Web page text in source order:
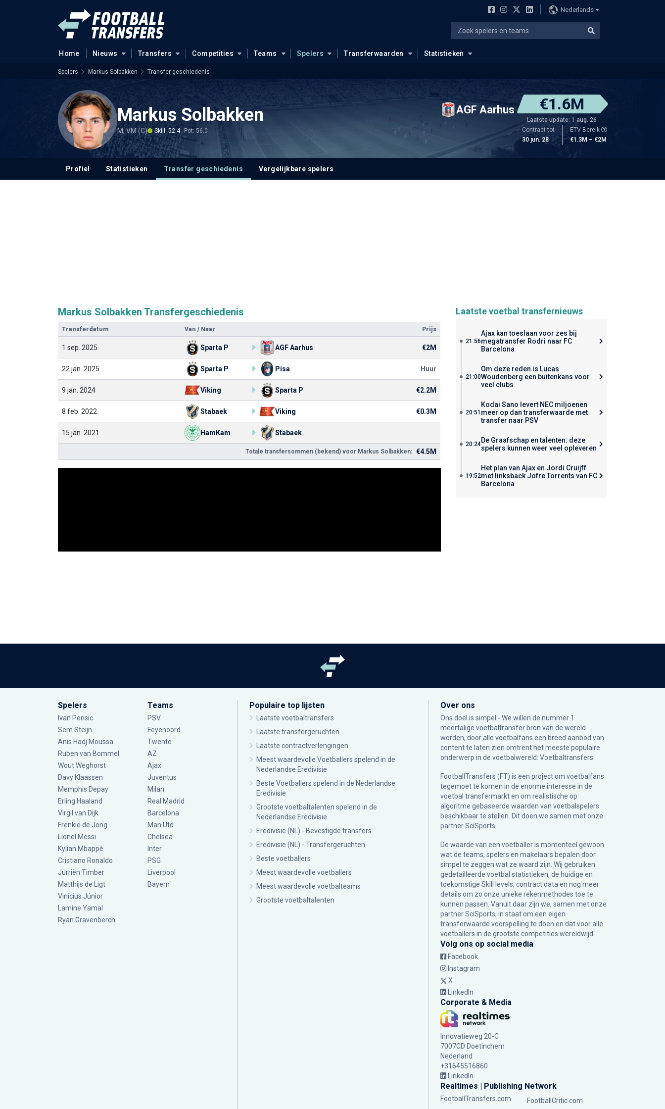
Nederlands
Home Nieuws Transfers Competities Teams Spelers Transferwaarden Statistieken
Spelers Markus Solbakken Transfer geschiedenis
Markus Solbakken
M, VM (C) Skill: 52.4 Pot: 56.0
AGF Aarhus €1.6M
Laatste update: 1 aug. 26
Contract tot
30 jun. 28
ETV Bereik
€1.3M – €2M
Profiel Statistieken Transfer geschiedenis Vergelijkbare spelers
Markus Solbakken Transfergeschiedenis
Transferdatum Van / Naar Prijs
1 sep. 2025 Sparta P AGF Aarhus €2M
22 jan. 2025 Sparta P Pisa Huur
9 jan. 2024 Viking Sparta P €2.2M
8 feb. 2022 Stabaek Viking €0.3M
15 jan. 2021 HamKam Stabaek
Totale transfersommen (bekend) voor Markus Solbakken: €4.5M
Laatste voetbal transfernieuws
21:56
Ajax kan toeslaan voor zes bij
megatransfer Rodri naar FC
Barcelona
21:00
Om deze reden is Lucas
Woudenberg een buitenkans voor
veel clubs
20:51
Kodai Sano levert NEC miljoenen
meer op dan transferwaarde met
transfer naar PSV
20:24De Graafschap en talenten: deze
spelers kunnen weer veel opleveren
19:52
Het plan van Ajax en Jordi Cruijff
met linksback Jofre Torrents van FC
Barcelona
Spelers
Ivan Perisic
Sem Steijn
Anis Hadj Moussa
Ruben van Bommel
Wout Weghorst
Davy Klaassen
Memphis Depay
Erling Haaland
Virgil van Dijk
Frenkie de Jong
Lionel Messi
Kylian Mbappé
Cristiano Ronaldo
Jurriën Timber
Matthijs de Ligt
Vinícius Júnior
Lamine Yamal
Ryan Gravenberch
Teams
PSV
Feyenoord
Twente
AZ
Ajax
Juventus
Milan
Real Madrid
Barcelona
Man Utd
Chelsea
Inter
PSG
Liverpool
Bayern
Populaire top lijsten
Laatste voetbaltransfers
Laatste transfergeruchten
Laatste contractverlengingen
Meest waardevolle Voetballers spelend in de
Nederlandse Eredivisie
Beste Voetballers spelend in de Nederlandse
Eredivisie
Grootste voetbaltalenten spelend in de
Nederlandse Eredivisie
Eredivisie (NL) - Bevestigde transfers
Eredivisie (NL) - Transfergeruchten
Beste voetballers
Meest waardevolle voetballers
Meest waardevolle voetbalteams
Grootste voetbaltalenten
Over ons
Ons doel is simpel - We willen de nummer 1
meertalige voetbaltransfer bron van de wereld
worden, door alle voetbalfans een breed aanbod van
content te laten zien omtrent het meeste populaire
onderwerp in de voetbalwereld: Voetbaltransfers.
FootballTransfers (FT) is een project om voetbalfans
tegemoet te komen in de enorme interesse in de
voetbal transfermarkt en om realistische op
algoritme gebaseerde waarden van voetbalspelers
beschikbaar te stellen. Dit doen we samen met onze
partnerSciSports
De waarde van een voetballer is momenteel gewoon
wat de teams, spelers en makelaars bepalen door
simpel te zeggen wat ze waard zijn. Wij gebruiken
gedetailleerde voetbal statistieken, de huidige en
toekomstige Skill levels, contract data en nog meer
details om zo onze unieke rekenmethodes toe te
kunnen passen. Vanuit daar zijn we, samen met onze
partner SciSports, in staat om een eigen
transferwaarde voorspelling te doen en dat voor alle
voetballers in de grootste competities wereldwijd.
Volg ons op social media
Facebook
Instagram
X
LinkedIn
Corporate & Media
Innovatieweg 20-C
7007CD Doetinchem
Nederland
+31645516860
LinkedIn
Realtimes | Publishing Network
FootballTransfers.com
FootballCritic.com